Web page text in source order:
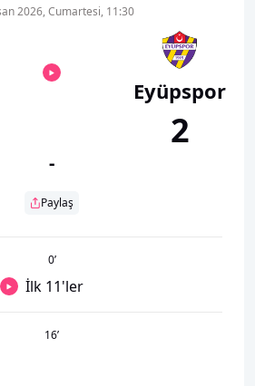
2026, Cumartesi, 11:30
-
Paylaş
Eyüpspor
2
0’
İlk 11'ler
16’